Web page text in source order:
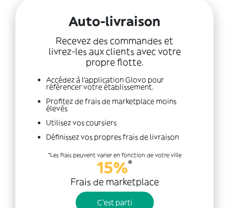
Auto-livraison
Recevez des commandes et
livrez-les aux clients avec votre
propre flotte.
Accédez à l'application Glovo pour
référencer votre établissement.
Profitez de frais de marketplace moins
élevés
Utilisez vos coursiers
Définissez vos propres frais de livraison
*Les frais peuvent varier en fonction de votre ville
15%*
Frais de marketplace
C'est parti